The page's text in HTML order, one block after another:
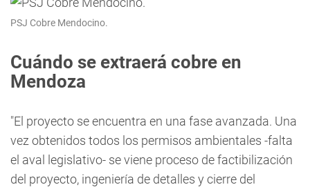
PSJ Cobre Mendocino.
Cuándo se extraerá cobre en
Mendoza
"El proyecto se encuentra en una fase avanzada. Una
vez obtenidos todos los permisos ambientales -falta
el aval legislativo- se viene proceso de factibilización
del proyecto, ingeniería de detalles y cierre del